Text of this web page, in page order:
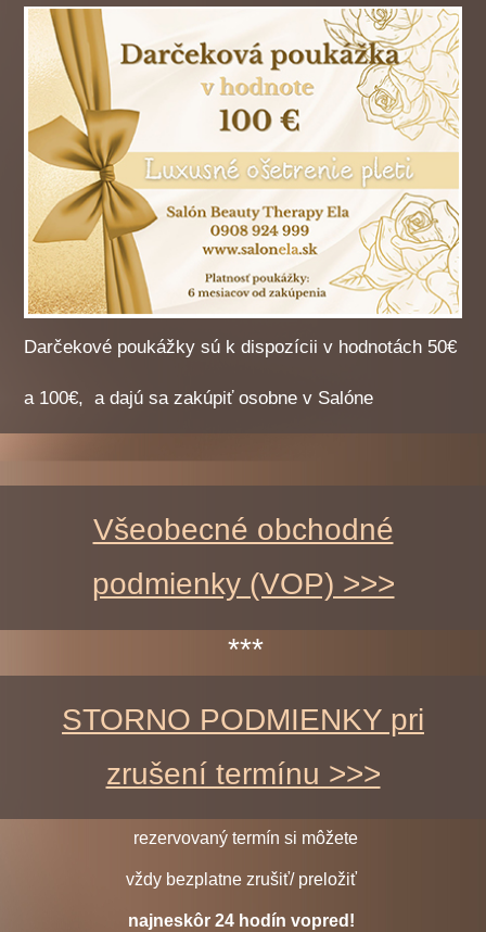
Darčekové poukážky sú k dispozícii v hodnotách 50€
a 100€, a dajú sa zakúpiť osobne v Salóne
Všeobecné obchodné
podmienky (VOP) >>>
***
STORNO PODMIENKY pri
zrušení termínu >>>
rezervovaný termín si môžete
vždy bezplatne zrušiť/ preložiť
najneskôr 24 hodín vopred!